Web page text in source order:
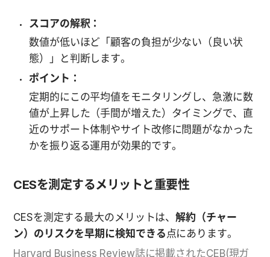
スコアの解釈：
数値が低いほど「顧客の負担が少ない（良い状
態）」と判断します。
ポイント：
定期的にこの平均値をモニタリングし、急激に数
値が上昇した（手間が増えた）タイミングで、直
近のサポート体制やサイト改修に問題がなかった
かを振り返る運用が効果的です。
CESを測定するメリットと重要性
CESを測定する最大のメリットは、解約（チャー
ン）のリスクを早期に検知できる 点にあります。
Harvard Business Review誌に掲載されたCEB(現ガ